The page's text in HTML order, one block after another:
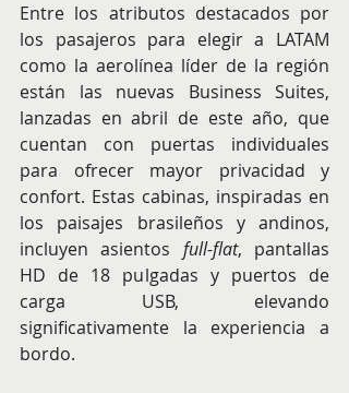
Entre los atributos destacados por
los pasajeros para elegir a LATAM
como la aerolínea líder de la región
están las nuevas Business Suites,
lanzadas en abril de este año, que
cuentan con puertas individuales
para ofrecer mayor privacidad y
confort. Estas cabinas, inspiradas en
los paisajes brasileños y andinos,
incluyen asientos full-flat, pantallas
HD de 18 pulgadas y puertos de
carga USB, elevando
significativamente la experiencia a
bordo.